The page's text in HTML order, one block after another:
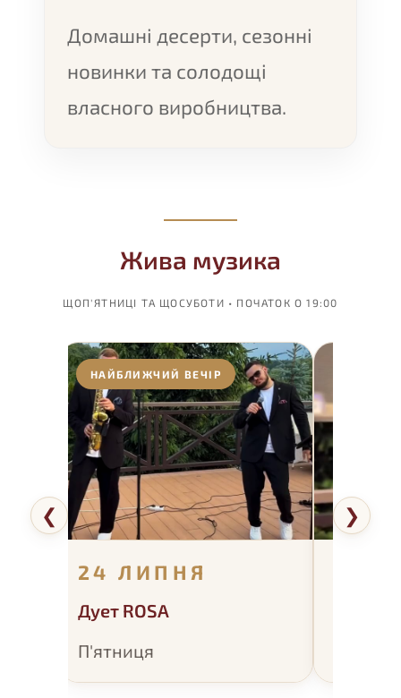
Домашні десерти, сезонні
новинки та солодощі
власного виробництва.
Жива музика
ЩОП'ЯТНИЦІ ТА ЩОСУБОТИ • ПОЧАТОК О 19:00
❮
25 ЛИПНЯ
Макс Кохан
Субота
❯